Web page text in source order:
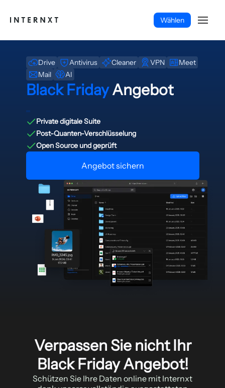
Wählen
Deutsch (DE)
Drive Antivirus Cleaner VPN
Meet
Mail
AI
Black FridayAngebot
Private digitale Suite
Post-Quanten-Verschlüsselung
Open Source und geprüft
Angebot sichern
Verpassen Sie nicht Ihr
Black Friday Angebot!
Schützen Sie Ihre Daten online mit Internxt